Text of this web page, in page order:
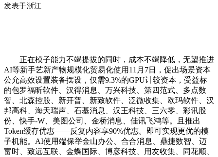
发表于浙江
正在模子能力不竭提拔的同时，成本不竭降低，无望推进
AI等新手艺新产物规模化贸易化使用11月7日，促出场景资本
公允高效设置装备摆设，仅需9.3%的GPU计较资本，受益标
的包罗福昕软件、汉得消息、万兴科技、第四范式、多点数
智、北森控股、新开普、新致软件、泛微收集、欧玛软件、汉
邦高科、海天瑞声、石基消息、汉王科技、三六零、彩讯股
份、快手-W、美图公司、金桥消息、佳讯飞鸿等。且推出
Token缓存优惠——反复内容享90%优惠。即可实现更优的模
子机能。AI使用端保举金山办公、合合消息、鼎捷数智、迈
富时、致远互联、金蝶国际、博彦科技、用友收集、同花顺、